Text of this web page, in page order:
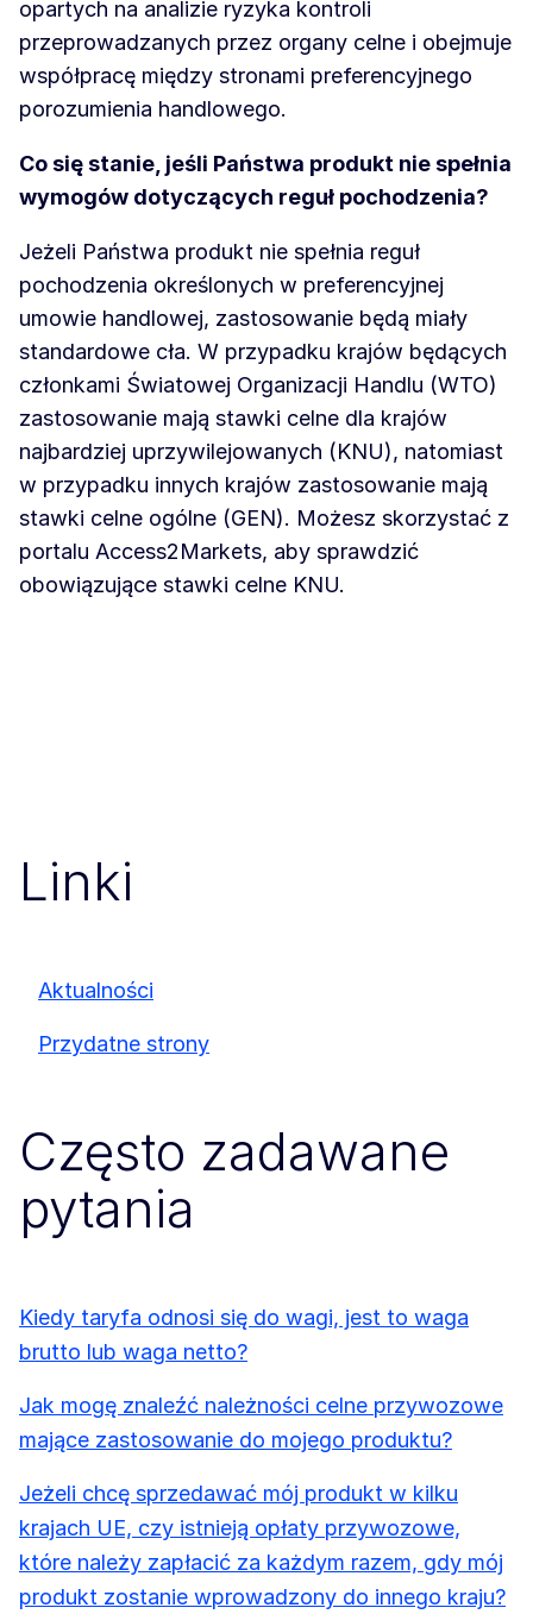
opartych na analizie ryzyka kontroli
przeprowadzanych przez organy celne i obejmuje
współpracę między stronami preferencyjnego
porozumienia handlowego.
Co się stanie, jeśli Państwa produkt nie spełnia
wymogów dotyczących reguł pochodzenia?
Jeżeli Państwa produkt nie spełnia reguł
pochodzenia określonych w preferencyjnej
umowie handlowej, zastosowanie będą miały
standardowe cła. W przypadku krajów będących
członkami Światowej Organizacji Handlu (WTO)
zastosowanie mają stawki celne dla krajów
najbardziej uprzywilejowanych (KNU), natomiast
w przypadku innych krajów zastosowanie mają
stawki celne ogólne (GEN). Możesz skorzystać z
portalu Access2Markets, aby sprawdzić
obowiązujące stawki celne KNU.
Linki
Aktualności
Przydatne strony
Często zadawane
pytania
Kiedy taryfa odnosi się do wagi, jest to waga
brutto lub waga netto?
Jak mogę znaleźć należności celne przywozowe
mające zastosowanie do mojego produktu?
Jeżeli chcę sprzedawać mój produkt w kilku
krajach UE, czy istnieją opłaty przywozowe,
które należy zapłacić za każdym razem, gdy mój
produkt zostanie wprowadzony do innego kraju?